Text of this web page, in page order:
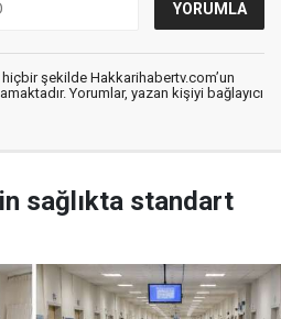
hiçbir şekilde Hakkarihabertv.com’un
Yorumlar, yazan kişiyi bağlayıcı
sağlıkta standart